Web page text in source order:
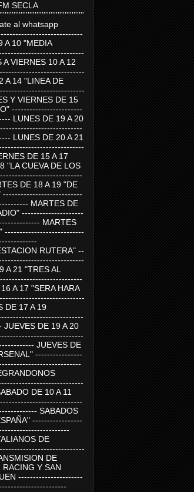
SECLA
al whatsapp
A 10 "MEDIA
VIERNES 10 A 12
A 14 "LINEA DE
Y VIERNES DE 15
------------------------
LUNES DE 19 A 20
LUNES DE 20 A 21
DE 15 A 17
"LA CUEVA DE LOS
DE 18 A 19 "DE
---------------------------
MARTES DE
---------------------
MARTES
---------------------------
RUTERA" --
A 21 "TRES AL
A 17 "SERA HARA
DE 17 A 19
DE 19 A 20
JUEVES DE
----------------
DE 10 A 11
SABADOS
-----------------
DE
DE
RACING Y SAN
----------------------